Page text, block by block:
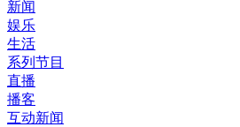
新闻
娱乐
生活
系列节目
直播
播客
互动新闻